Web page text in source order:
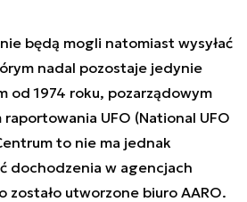
będą mogli natomiast wysyłać
nadal pozostaje jedynie
od 1974 roku, pozarządowym
UFO (National UFO
to nie ma jednak
dochodzenia w agencjach
zostało utworzone biuro AARO.